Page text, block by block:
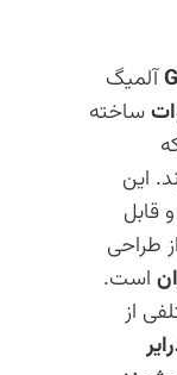
آلمیگ
ساخته
این
قابل
طراحی
است.
از